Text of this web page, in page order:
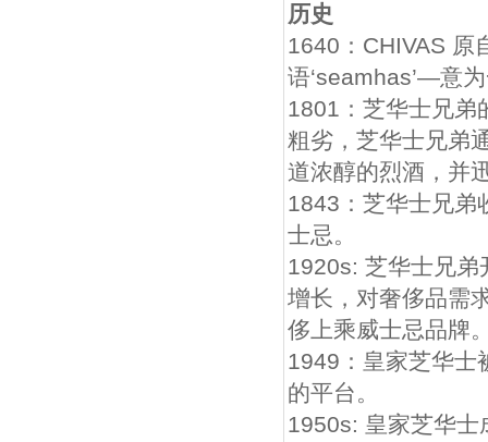
历史
1640：CHIVAS 原
语‘seamhas’—意
1801：芝华士兄弟
粗劣，芝华士兄弟
道浓醇的烈酒，并
1843：芝华士兄弟
士忌。
1920s: 芝华士兄弟
增长，对奢侈品需
侈上乘威士忌品牌
1949：皇家芝华士
的平台。
1950s: 皇家芝华士